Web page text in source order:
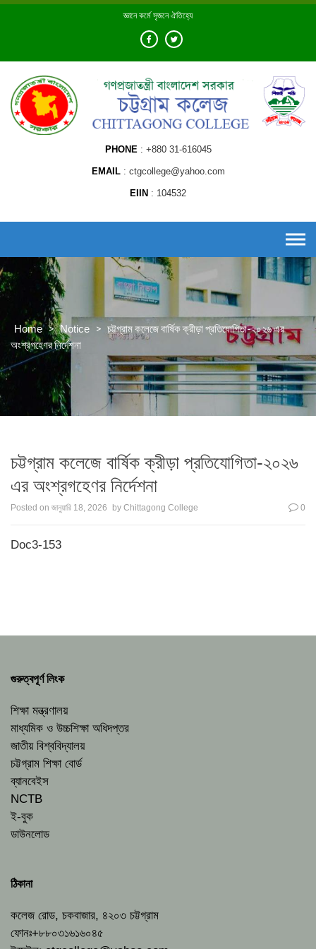
Skip
জ্ঞানে কর্মে সৃজনে ঐতিহ্যে
PHONE +880 31-616045
EMAIL ctgcollege@yahoo.com
EIIN 104532
Home > Notice > চট্টগ্রাম কলেজে বার্ষিক ক্রীড়া প্রতিযোগিতা-২০২৬ এর
অংশ্রগহেণর নির্দেশনা
চট্টগ্রাম কলেজে বার্ষিক ক্রীড়া প্রতিযোগিতা-২০২৬
এর অংশ্রগহেণর নির্দেশনা
Posted on জানুয়ারি 18, 2026 by Chittagong College 0
Doc3-153
গুরুত্বপূর্ণ লিংক
শিক্ষা মন্ত্রণালয়
মাধ্যমিক ও উচ্চশিক্ষা অধিদপ্তর
জাতীয় বিশ্ববিদ্যালয়
চট্টগ্রাম শিক্ষা বোর্ড
ব্যানবেইস
NCTB
ই-বুক
ডাউনলোড
ঠিকানা
কলেজ রোড, চকবাজার, ৪২০৩ চট্টগ্রাম
ফোনঃ+৮৮০৩১৬১৬০৪৫